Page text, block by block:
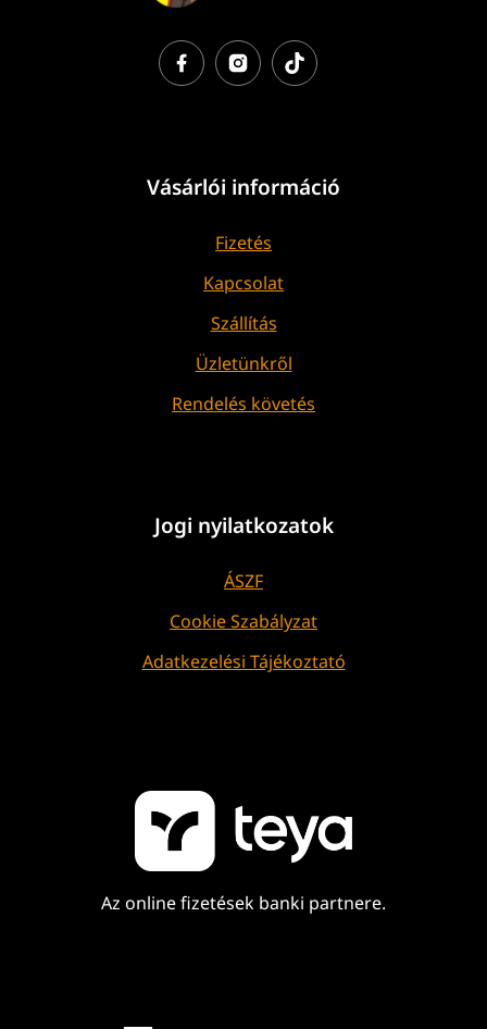
Vásárlói információ
Fizetés
Kapcsolat
Szállítás
Üzletünkről
Rendelés követés
Jogi nyilatkozatok
ÁSZF
Cookie Szabályzat
Adatkezelési Tájékoztató
Az online fizetések banki partnere.